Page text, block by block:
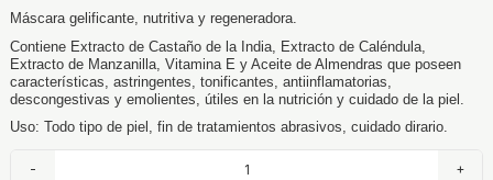
Máscara gelificante, nutritiva y regeneradora.
Contiene Extracto de Castaño de la India, Extracto de Caléndula,
Extracto de Manzanilla, Vitamina E y Aceite de Almendras que poseen
características, astringentes, tonificantes, antiinflamatorias,
descongestivas y emolientes, útiles en la nutrición y cuidado de la piel.
Uso: Todo tipo de piel, fin de tratamientos abrasivos, cuidado dirario.
- +